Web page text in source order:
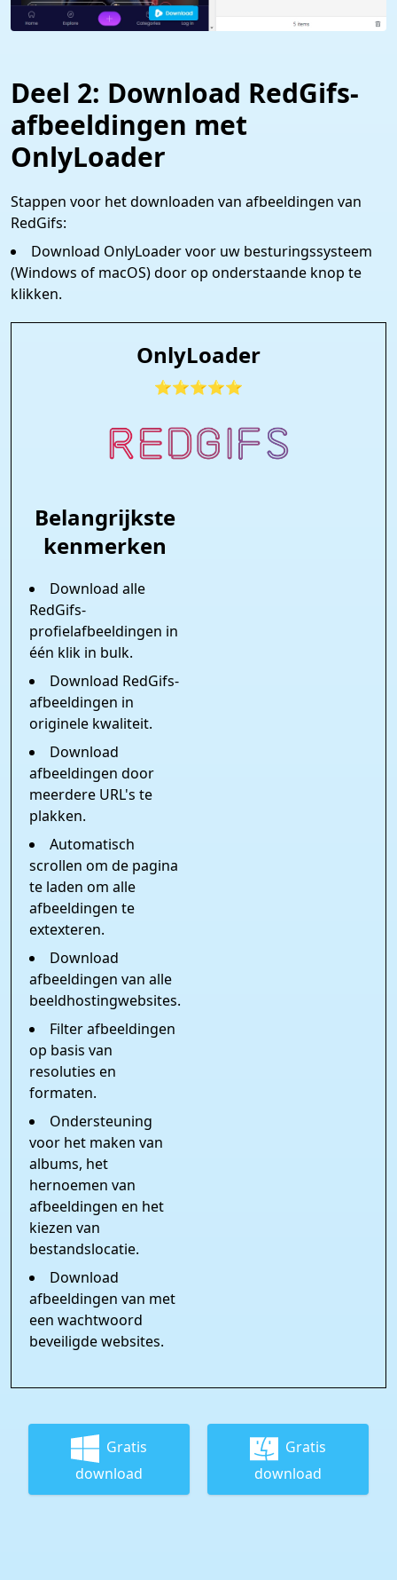
Deel 2: Download RedGifs-
afbeeldingen met
OnlyLoader
Stappen voor het downloaden van afbeeldingen van
RedGifs:
Download OnlyLoader voor uw besturingssysteem
(Windows of macOS) door op onderstaande knop te
klikken.
OnlyLoader
⭐⭐⭐⭐⭐
Belangrijkste
kenmerken
Download alle
RedGifs-
profielafbeeldingen in
één klik in bulk.
Download RedGifs-
afbeeldingen in
originele kwaliteit.
Download
afbeeldingen door
meerdere URL's te
plakken.
Automatisch
scrollen om de pagina
te laden om alle
afbeeldingen te
extexteren.
Download
afbeeldingen van alle
beeldhostingwebsites.
Filter afbeeldingen
op basis van
resoluties en
formaten.
Ondersteuning
voor het maken van
albums, het
hernoemen van
afbeeldingen en het
kiezen van
bestandslocatie.
Download
afbeeldingen van met
een wachtwoord
beveiligde websites.
Gratis
download
Gratis
download